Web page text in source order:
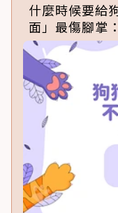
什麼時候要給
面」最傷腳掌